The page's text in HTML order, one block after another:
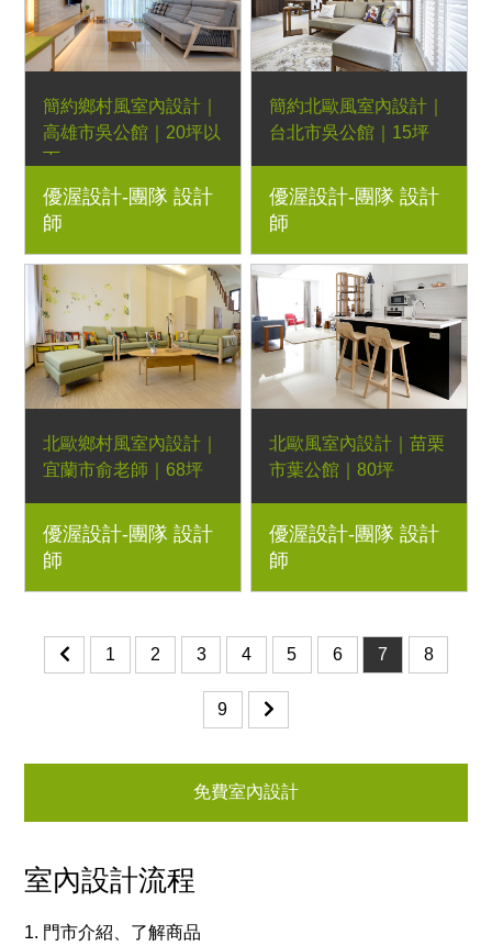
屋裝潢、實木家具規劃
簡約鄉村風室內設計｜
高雄市吳公館｜20坪以
下
系統櫃、長方收納茶
几、彎曲靠背扶手皮座
墊椅 、北歐長餐椅、
格柵邊几、蘇珊娜現代
沙發｜小坪數規劃、室
內設計、室內裝潢、舊
屋翻新、新屋裝潢、實
木家具規劃
優渥設計-團隊 設計
師
簡約北歐風室內設計｜
台北市吳公館｜15坪
1房1廳｜小織沙發與腳
踏、格柵邊几、共側客
製化書櫃、單抽收納床
頭櫃、D款床架、雅典
娜床墊、涼感膠棉枕、
百葉衣櫃、客製化書架
｜小坪數規劃、室內設
計、室內裝潢、舊屋翻
新、新屋裝潢、實木家
具規劃
優渥設計-團隊 設計
師
北歐鄉村風室內設計｜
宜蘭市俞老師｜68坪
4房2廳｜系統櫃、Ｈ型
梣木沙發與腳踏、開放
雙抽電視櫃、雙V腳餐
室內設計、室內裝潢、
舊屋翻新、新屋裝潢、
優渥設計-團隊 設計
師
北歐風室內設計｜苗栗
市葉公館｜80坪
4房2廳3衛｜室內設
計、室內裝潢、舊屋翻
新、新屋裝潢、實木家
優渥設計-團隊 設計
師
1 2 3 4 5 6 7 8
9
免費室內設計
室內設計流程
1. 門市介紹、了解商品